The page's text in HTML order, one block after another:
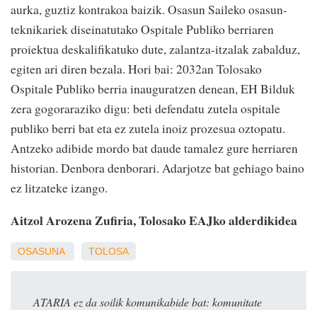
aurka, guztiz kontrakoa baizik. Osasun Saileko osasun-
teknikariek diseinatutako Ospitale Publiko berriaren
proiektua deskalifikatuko dute, zalantza-itzalak zabalduz,
egiten ari diren bezala. Hori bai: 2032an Tolosako
Ospitale Publiko berria inauguratzen denean, EH Bilduk
zera gogoraraziko digu: beti defendatu zutela ospitale
publiko berri bat eta ez zutela inoiz prozesua oztopatu.
Antzeko adibide mordo bat daude tamalez gure herriaren
historian. Denbora denborari. Adarjotze bat gehiago baino
ez litzateke izango.
Aitzol Arozena Zufiria, Tolosako EAJko alderdikidea
OSASUNA TOLOSA
ATARIA ez da soilik komunikabide bat: komunitate